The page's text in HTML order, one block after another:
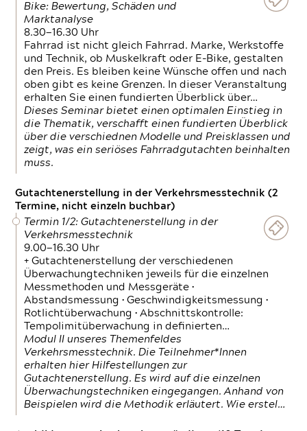
Bike: Bewertung, Schäden und
Marktanalyse
8.30—16.30 Uhr
Fahrrad ist nicht gleich Fahrrad. Marke, Werkstoffe
und Technik, ob Muskelkraft oder E-Bike, gestalten
den Preis. Es bleiben keine Wünsche offen und nach
oben gibt es keine Grenzen. In dieser Veranstaltung
erhalten Sie einen fundierten Überblick über…
Dieses Seminar bietet einen optimalen Einstieg in
die Thematik, verschafft einen fundierten Überblick
über die verschiednen Modelle und Preisklassen und
zeigt, was ein seriöses Fahrradgutachten beinhalten
muss.
Gutachtenerstellung in der Verkehrsmesstechnik (2
Termine, nicht einzeln buchbar)
Termin 1/2: Gutachtenerstellung in der
Verkehrsmesstechnik
9.00—16.30 Uhr
+ Gutachtenerstellung der verschiedenen
Überwachungtechniken jeweils für die einzelnen
Messmethoden und Messgeräte •
Abstandsmessung • Geschwindigkeitsmessung •
Rotlichtüberwachung • Abschnittskontrolle:
Tempolimitüberwachung in definierten…
Modul II unseres Themenfeldes
Verkehrsmesstechnik. Die Teilnehmer*Innen
erhalten hier Hilfestellungen zur
Gutachtenerstellung. Es wird auf die einzelnen
Überwachungstechniken eingegangen. Anhand von
Beispielen wird die Methodik erläutert. Wie erstel…